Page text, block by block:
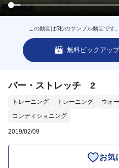
この動画は5秒のサンプル動画です
無料ピックアッ
バー・ストレッチ 2
トレーニング トレーニング
ウォ
コンディショニング
2019/02/09
お気